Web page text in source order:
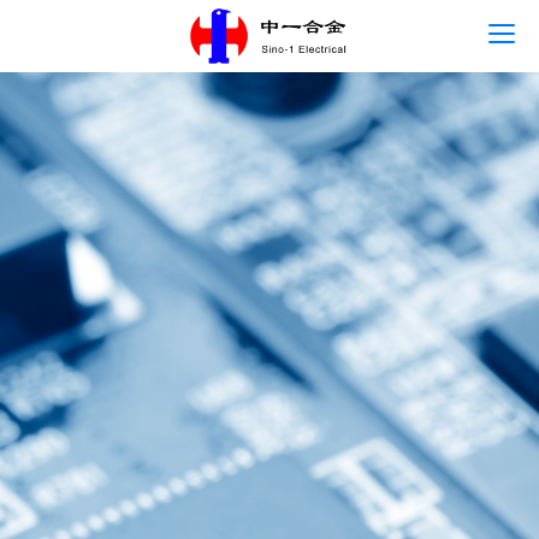
Главная
язык
О Sino-1
Основные продукты
Центр новостей
Развитие кадров
Свяжитесь с нами
Устойчивое развитие